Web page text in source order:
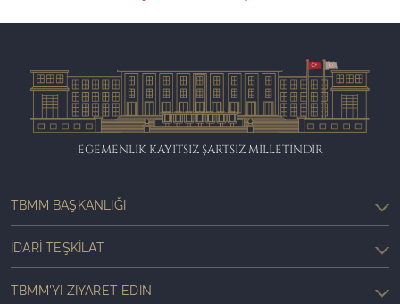
EGEMENLİK KAYITSIZ ŞARTSIZ MİLLETİNDİR
TBMM BAŞKANLIĞI
İDARI TEŞKILAT
TBMM'YI ZIYARET EDIN